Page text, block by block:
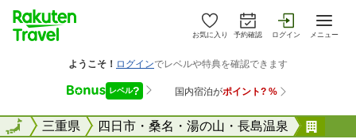
お気に入り 予約確認 ログイン メニュー
全国三重県 四日市・桑名・湯の山・長島温泉
全国